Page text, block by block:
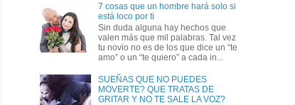
7 cosas que un hombre hará solo si
está loco por ti
Sin duda alguna hay hechos que
valen más que mil palabras. Tal vez
tu novio no es de los que dice un “te
amo” o un “te quiero” a cada in...
SUEÑAS QUE NO PUEDES
MOVERTE? QUE TRATAS DE
GRITAR Y NO TE SALE LA VOZ?